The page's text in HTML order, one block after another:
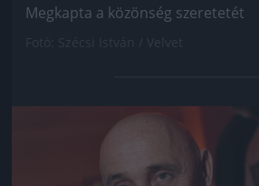
Megkapta a közönség szeretetét
Jön még kép!